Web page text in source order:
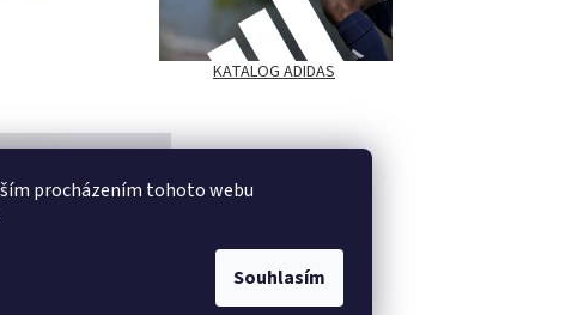
procházením tohoto webu
Souhlasím
KATALOG ADIDAS